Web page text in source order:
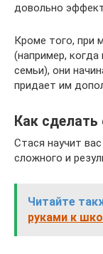
довольно
Кроме того, при
(например,
семьи), они
придает им
Как
Стася научит
сложного и
Читайте
руками к